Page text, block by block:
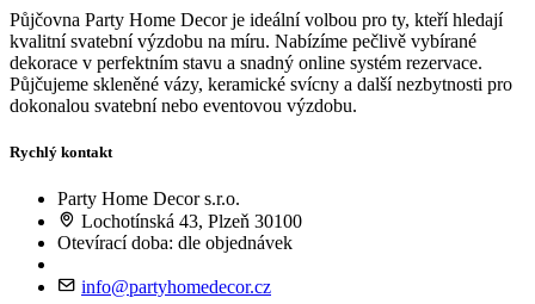
Půjčovna Party Home Decor je ideální volbou pro ty, kteří hledají
kvalitní svatební výzdobu na míru. Nabízíme pečlivě vybírané
dekorace v perfektním stavu a snadný online systém rezervace.
Půjčujeme skleněné vázy, keramické svícny a další nezbytnosti pro
dokonalou svatební nebo eventovou výzdobu.
Rychlý kontakt
Party Home Decor s.r.o.
Lochotínská 43, Plzeň 30100
Otevírací doba: dle objednávek
info@partyhomedecor.cz